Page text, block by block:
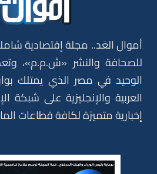
أموال الغد.. مجلة إقتصادية
للصحافة والنشر «ش.م.م»،
الوحيد في مصر الذي يمتلك
العربية والإنجليزية على شبكة